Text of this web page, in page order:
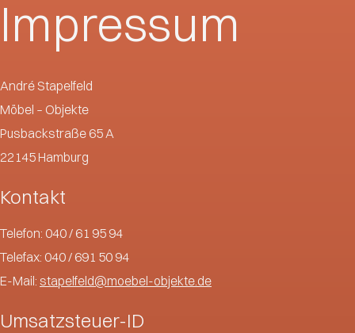
Impressum
André Stapelfeld
Möbel – Objekte
Pusbackstraße 65 A
22145 Hamburg
Kontakt
Telefon: 040 / 61 95 94
Telefax: 040 / 691 50 94
E-Mail: stapelfeld@moebel-objekte.de
Umsatzsteuer-ID